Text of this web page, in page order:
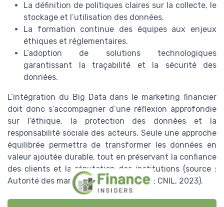
La définition de politiques claires sur la collecte, le
stockage et l’utilisation des données.
La formation continue des équipes aux enjeux
éthiques et réglementaires.
L’adoption de solutions technologiques
garantissant la traçabilité et la sécurité des
données.
L’intégration du Big Data dans le marketing financier
doit donc s’accompagner d’une réflexion approfondie
sur l’éthique, la protection des données et la
responsabilité sociale des acteurs. Seule une approche
équilibrée permettra de transformer les données en
valeur ajoutée durable, tout en préservant la confiance
des clients et la réputation des institutions (source :
Autorité des marchés financiers, 2023 ; CNIL, 2023).